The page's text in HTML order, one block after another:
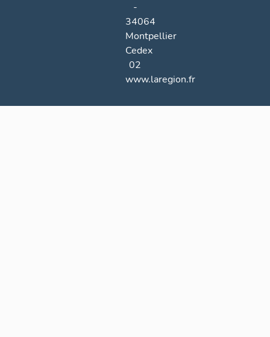
-
34064
Montpellier
Cedex
02
www.laregion.fr